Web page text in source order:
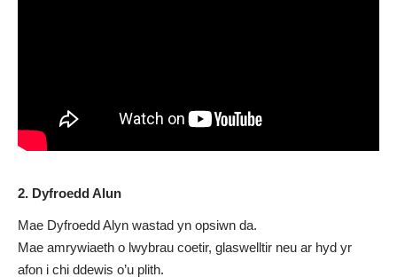
2. Dyfroedd Alun
Mae Dyfroedd Alyn wastad yn opsiwn da.
Mae amrywiaeth o lwybrau coetir, glaswelltir neu ar hyd yr
afon i chi ddewis o’u plith.